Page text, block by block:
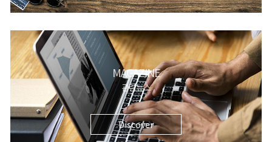
MAGAZINE
관련뉴스
Discover